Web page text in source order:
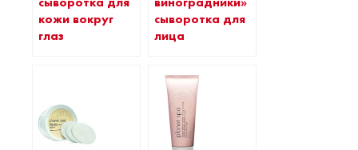
кожи вокруг
глаз
сыворотка для
лица